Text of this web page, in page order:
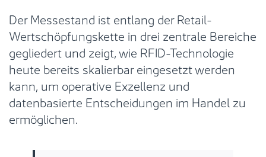
Der Messestand ist entlang der Retail-
Wertschöpfungskette in drei zentrale Bereiche
gegliedert und zeigt, wie RFID-Technologie
heute bereits skalierbar eingesetzt werden
kann, um operative Exzellenz und
datenbasierte Entscheidungen im Handel zu
ermöglichen.